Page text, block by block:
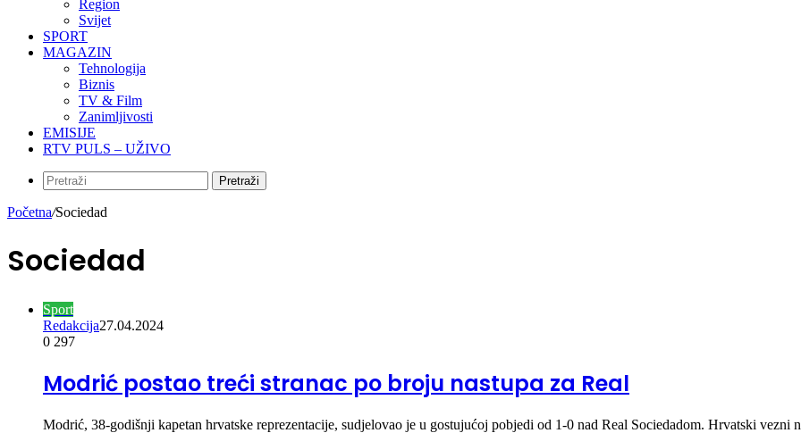
Region
Svijet
SPORT
MAGAZIN
Tehnologija
Biznis
TV & Film
Zanimljivosti
EMISIJE
RTV PULS – UŽIVO
Pretraži
Početna/Sociedad
Sociedad
Sport
Redakcija27.04.2024
0 297
Modrić postao treći stranac po broju nastupa za Real
Modrić, 38-godišnji kapetan hrvatske reprezentacije, sudjelovao je u gostujućoj pobjedi od 1-0 nad Real Sociedadom. Hrvatski